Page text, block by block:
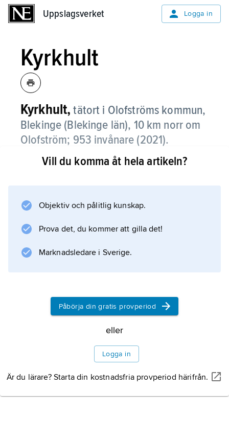
Uppslagsverket Logga in
Kyrkhult
Kyrkhult, tätort i Olofströms kommun,
Blekinge (Blekinge län), 10 km norr om
Olofström; 953 invånare (2021).
Kyrkhult, som ligger vid länsväg 116, är främst
Information om artikeln
Vill du komma åt hela artikeln?
Objektiv och pålitlig kunskap.
Prova det, du kommer att gilla det!
Marknadsledare i Sverige.
Påbörja din gratis provperiod
eller
Logga in
Är du lärare? Starta din kostnadsfria provperiod härifrån.